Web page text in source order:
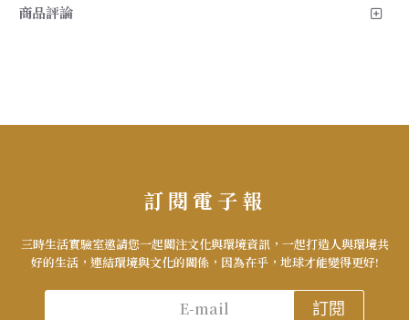
商品評論
訂閱電子報
三時生活實驗室邀請您一起關注文化與環境資訊，一起打造人與環境共
好的生活，連結環境與文化的關係，因為在乎，地球才能變得更好!
訂閱